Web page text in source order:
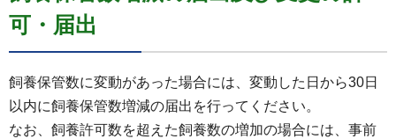
可・届出
飼養保管数に変動があった場合には、変動した日から30日
以内に飼養保管数増減の届出を行ってください。
なお、飼養許可数を超えた飼養数の増加の場合には、事前